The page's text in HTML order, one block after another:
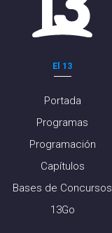
El 13
Portada
Programas
Programación
Capítulos
Bases de Concursos
13Go